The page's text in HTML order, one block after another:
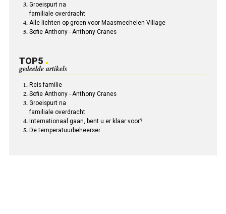
Groeispurt na
familiale overdracht
Alle lichten op groen voor Maasmechelen Village
Sofie Anthony - Anthony Cranes
TOP5
gedeelde artikels
Reis familie
Sofie Anthony - Anthony Cranes
Groeispurt na
familiale overdracht
Internationaal gaan, bent u er klaar voor?
De temperatuurbeheerser